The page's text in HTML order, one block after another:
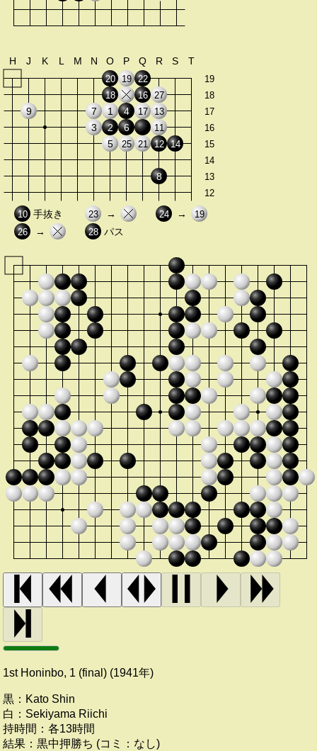
H J K L M N O P Q R S T
19
18
17
16
15
14
13
12
20
18
2
4
6
22
16
12
8
14
9
7
3
1
5
19
25
17
21
27
13
11
10 手抜き 23 → 24 →
19
26
→ 28 パス
1st Honinbo, 1 (final) (1941年)
黒： Kato Shin
白： Sekiyama Riichi
持時間：各13時間
結果：黒中押勝ち (コミ： なし)